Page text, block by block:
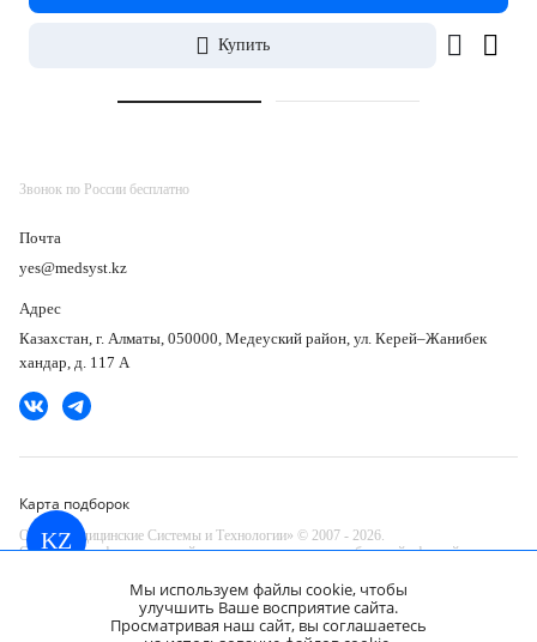
KZ
Philips Dameca MRI 508 Наркозно-
Купить
Звонок по России бесплатно
Почта
yes@medsyst.kz
Адрес
Казахстан, г. Алматы, 050000, Медеуский район, ул. Керей–Жанибек
хандар, д. 117 А
Карта подборок
ООО «Медицинские Системы и Технологии» © 2007 - 2026.
Сайт носит информационный характер и не является публичной офертой.
Разработано в компании — dev
Мы используем файлы cookie, чтобы
улучшить Ваше восприятие сайта.
Просматривая наш сайт, вы соглашаетесь